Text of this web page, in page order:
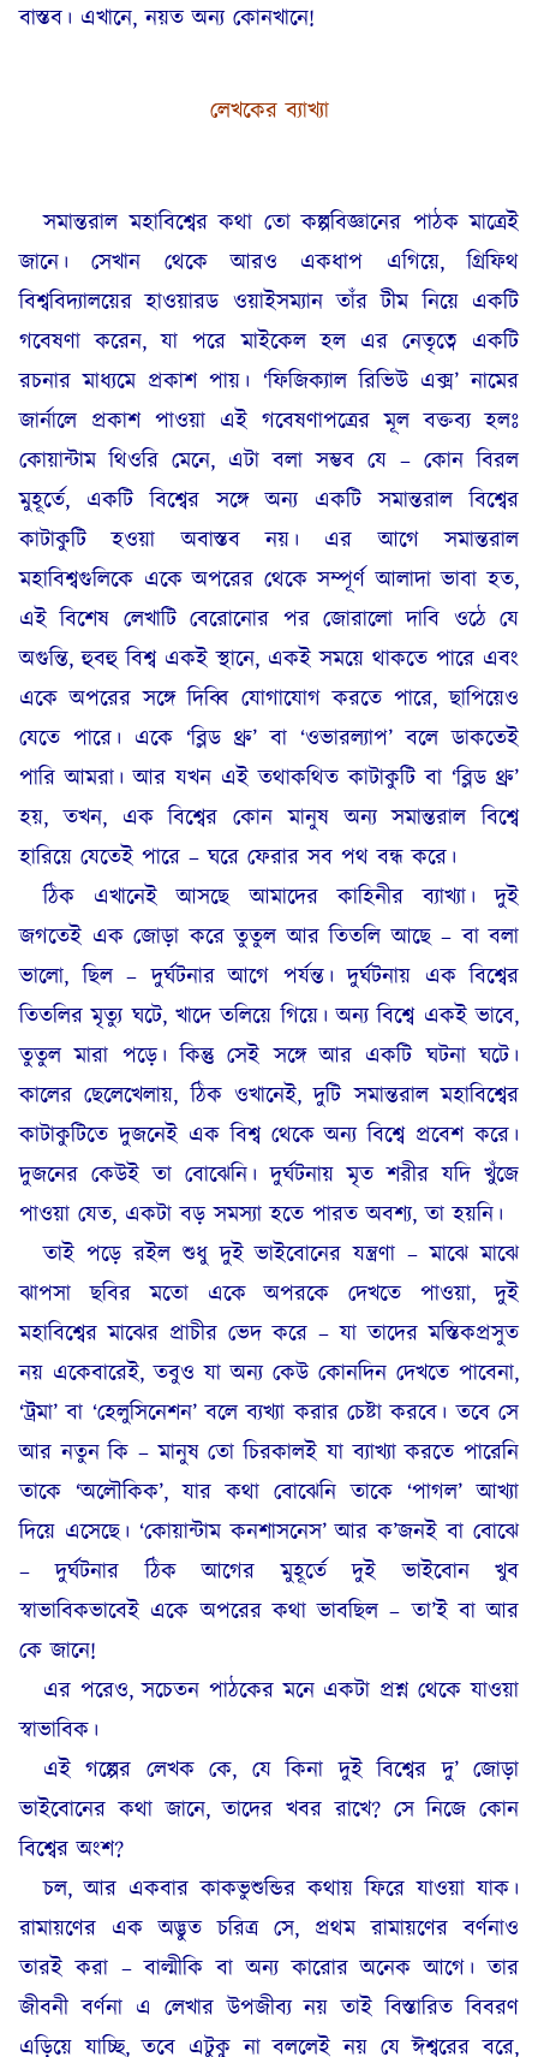
বাস্তব। এখানে, নয়ত অন্য কোনখানে!
লেখকের ব্যাখ্যা
সমান্তরাল মহাবিশ্বের কথা তো কল্পবিজ্ঞানের পাঠক মাত্রেই
জানে। সেখান থেকে আরও একধাপ এগিয়ে, গ্রিফিথ
বিশ্ববিদ্যালয়ের হাওয়ারড ওয়াইসম্যান তাঁর টীম নিয়ে একটি
গবেষণা করেন, যা পরে মাইকেল হল এর নেতৃত্বে একটি
রচনার মাধ্যমে প্রকাশ পায়। ‘ফিজিক্যাল রিভিউ এক্স’ নামের
জার্নালে প্রকাশ পাওয়া এই গবেষণাপত্রের মূল বক্তব্য হলঃ
কোয়ান্টাম থিওরি মেনে, এটা বলা সম্ভব যে – কোন বিরল
মুহূর্তে, একটি বিশ্বের সঙ্গে অন্য একটি সমান্তরাল বিশ্বের
কাটাকুটি হওয়া অবাস্তব নয়। এর আগে সমান্তরাল
মহাবিশ্বগুলিকে একে অপরের থেকে সম্পূর্ণ আলাদা ভাবা হত,
এই বিশেষ লেখাটি বেরোনোর পর জোরালো দাবি ওঠে যে
অগুন্তি, হুবহু বিশ্ব একই স্থানে, একই সময়ে থাকতে পারে এবং
একে অপরের সঙ্গে দিব্বি যোগাযোগ করতে পারে, ছাপিয়েও
যেতে পারে। একে ‘ব্লিড থ্রু’ বা ‘ওভারল্যাপ’ বলে ডাকতেই
পারি আমরা। আর যখন এই তথাকথিত কাটাকুটি বা ‘ব্লিড থ্রু’
হয়, তখন, এক বিশ্বের কোন মানুষ অন্য সমান্তরাল বিশ্বে
হারিয়ে যেতেই পারে – ঘরে ফেরার সব পথ বন্ধ করে।
ঠিক এখানেই আসছে আমাদের কাহিনীর ব্যাখ্যা। দুই
জগতেই এক জোড়া করে তুতুল আর তিতলি আছে – বা বলা
ভালো, ছিল – দুর্ঘটনার আগে পর্যন্ত। দুর্ঘটনায় এক বিশ্বের
তিতলির মৃত্যু ঘটে, খাদে তলিয়ে গিয়ে। অন্য বিশ্বে একই ভাবে,
তুতুল মারা পড়ে। কিন্তু সেই সঙ্গে আর একটি ঘটনা ঘটে।
কালের ছেলেখেলায়, ঠিক ওখানেই, দুটি সমান্তরাল মহাবিশ্বের
কাটাকুটিতে দুজনেই এক বিশ্ব থেকে অন্য বিশ্বে প্রবেশ করে।
দুজনের কেউই তা বোঝেনি। দুর্ঘটনায় মৃত শরীর যদি খুঁজে
পাওয়া যেত, একটা বড় সমস্যা হতে পারত অবশ্য, তা হয়নি।
তাই পড়ে রইল শুধু দুই ভাইবোনের যন্ত্রণা – মাঝে মাঝে
ঝাপসা ছবির মতো একে অপরকে দেখতে পাওয়া, দুই
মহাবিশ্বের মাঝের প্রাচীর ভেদ করে – যা তাদের মস্তিকপ্রসুত
নয় একেবারেই, তবুও যা অন্য কেউ কোনদিন দেখতে পাবেনা,
‘ট্রমা’ বা ‘হেলুসিনেশন’ বলে ব্যখ্যা করার চেষ্টা করবে। তবে সে
আর নতুন কি – মানুষ তো চিরকালই যা ব্যাখ্যা করতে পারেনি
তাকে ‘অলৌকিক’, যার কথা বোঝেনি তাকে ‘পাগল’ আখ্যা
দিয়ে এসেছে। ‘কোয়ান্টাম কনশাসনেস’ আর ক’জনই বা বোঝে
– দুর্ঘটনার ঠিক আগের মুহূর্তে দুই ভাইবোন খুব
স্বাভাবিকভাবেই একে অপরের কথা ভাবছিল – তা’ই বা আর
কে জানে!
এর পরেও, সচেতন পাঠকের মনে একটা প্রশ্ন থেকে যাওয়া
স্বাভাবিক।
এই গল্পের লেখক কে, যে কিনা দুই বিশ্বের দু’ জোড়া
ভাইবোনের কথা জানে, তাদের খবর রাখে? সে নিজে কোন
বিশ্বের অংশ?
চল, আর একবার কাকভুশুন্ডির কথায় ফিরে যাওয়া যাক।
রামায়ণের এক অদ্ভুত চরিত্র সে, প্রথম রামায়ণের বর্ণনাও
তারই করা – বাল্মীকি বা অন্য কারোর অনেক আগে। তার
জীবনী বর্ণনা এ লেখার উপজীব্য নয় তাই বিস্তারিত বিবরণ
এড়িয়ে যাচ্ছি, তবে এটুকু না বললেই নয় যে ঈশ্বরের বরে,